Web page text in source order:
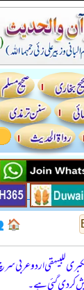
🏠
للبيهقي اردو
کر دی گئی ہے۔